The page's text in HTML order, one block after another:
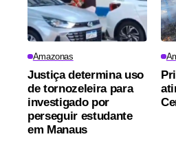
Amazonas
Justiça determina uso
de tornozeleira para
investigado por
perseguir estudante
em Manaus